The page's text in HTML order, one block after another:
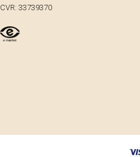
CVR: 33739370